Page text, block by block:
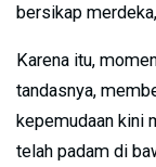
bersikap
Karena itu,
tandasnya,
kepemudaan kini
telah padam di